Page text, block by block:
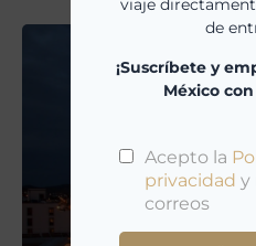
viaje
de
¡Suscríbete y
México